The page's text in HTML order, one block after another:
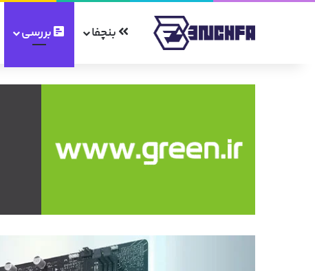
بنچفا بررسی